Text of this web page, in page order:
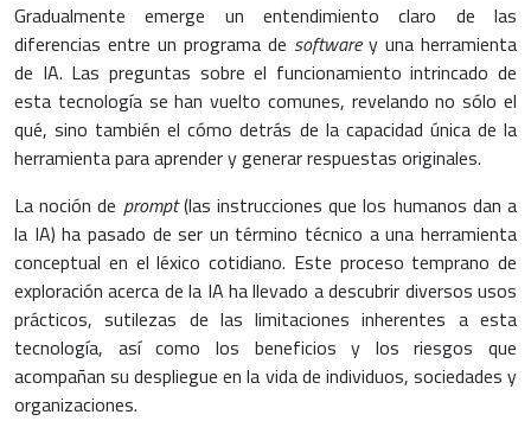
Gradualmente emerge un entendimiento claro de las
diferencias entre un programa de softwarey una herramienta
de IA. Las preguntas sobre el funcionamiento intrincado de
esta tecnología se han vuelto comunes, revelando no sólo el
qué, sino también el cómo detrás de la capacidad única de la
herramienta para aprender y generar respuestas originales.
La noción de prompt(las instrucciones que los humanos dan a
la IA) ha pasado de ser un término técnico a una herramienta
conceptual en el léxico cotidiano. Este proceso temprano de
exploración acerca de la IA ha llevado a descubrir diversos usos
prácticos, sutilezas de las limitaciones inherentes a esta
tecnología, así como los beneficios y los riesgos que
acompañan su despliegue en la vida de individuos, sociedades y
organizaciones.